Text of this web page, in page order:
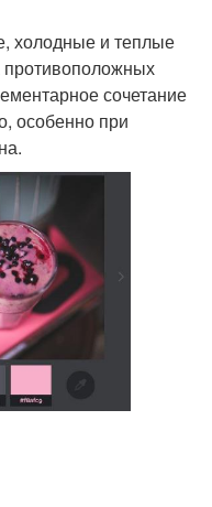
холодные и теплые
сочетание
особенно при